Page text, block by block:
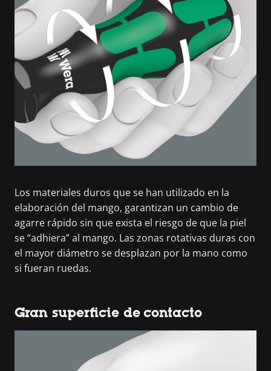
Los materiales duros que se han utilizado en la
elaboración del mango, garantizan un cambio de
agarre rápido sin que exista el riesgo de que la piel
se “adhiera” al mango. Las zonas rotativas duras con
el mayor diámetro se desplazan por la mano como
si fueran ruedas.
Gran superficie de contacto